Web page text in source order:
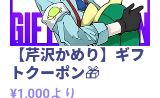
【芹沢かめり】ギフ
トクーポン🎁
¥1,000より